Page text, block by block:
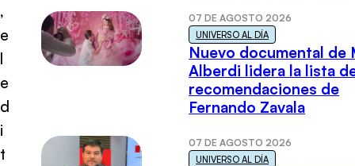
,
e
l
e
d
i
t
07 DE AGOSTO 2026
UNIVERSO AL DÍA
Nuevo documental de
Alberdi lidera la lista
recomendaciones de
Fernando Zavala
07 DE AGOSTO 2026
UNIVERSO AL DÍA